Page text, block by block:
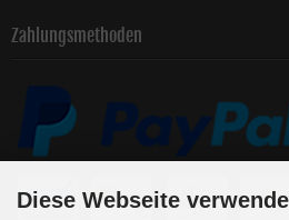
Zahlungsmethoden
Diese Webseite